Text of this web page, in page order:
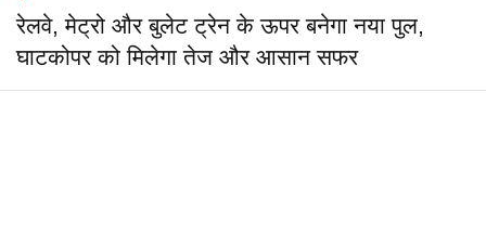
रेलवे, मेट्रो और बुलेट ट्रेन के ऊपर बनेगा नया पुल,
घाटकोपर को मिलेगा तेज और आसान सफर